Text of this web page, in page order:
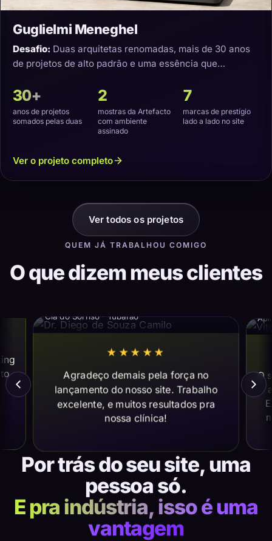
Guglielmi Meneghel
Desafio: Duas arquitetas renomadas, mais de 30 anos
de projetos de alto padrão e uma essência que
30+
anos de projetos
somados pelas duas
2
mostras da Artefacto
com ambiente
assinado
7
marcas de prestígio
lado a lado no site
Ver o projeto completo
Ver todos os projetos
QUEM JÁ TRABALHOU COMIGO
O que dizem meus clientes
Cia do Sorriso · Tubarão
★★★★★
Agradeço demais pela força no
lançamento do nosso site. Trabalho
excelente, e muitos resultados pra
nossa clínica!
O
Por trás do seu site, uma
pessoa só.
E pra indústria, isso é uma
vantagem